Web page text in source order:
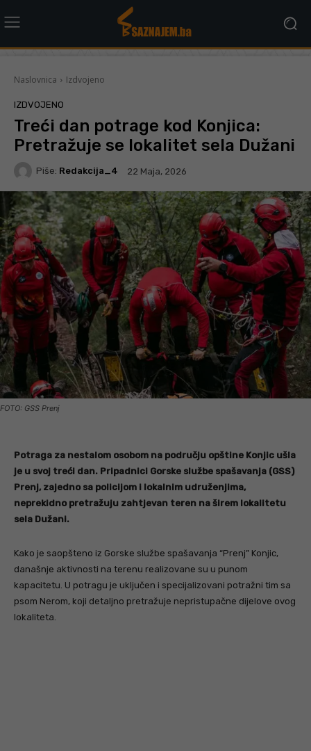
Naslovnica Izdvojeno
IZDVOJENO
Treći dan potrage kod Konjica:
Pretražuje se lokalitet sela Dužani
Piše: Redakcija_4 22 Maja, 2026
FOTO: GSS Prenj
Potraga za nestalom osobom na području opštine Konjic ušla
je u svoj treći dan. Pripadnici Gorske službe spašavanja (GSS)
Prenj, zajedno sa policijom i lokalnim udruženjima,
neprekidno pretražuju zahtjevan teren na širem lokalitetu
sela Dužani.
Kako je saopšteno iz Gorske službe spašavanja “Prenj” Konjic,
današnje aktivnosti na terenu realizovane su u punom
kapacitetu. U potragu je uključen i specijalizovani potražni tim sa
psom Nerom, koji detaljno pretražuje nepristupačne dijelove ovog
lokaliteta.